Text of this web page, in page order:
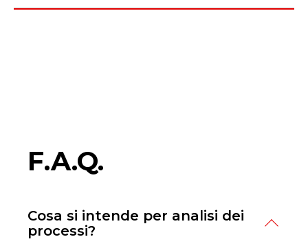
F.A.Q.
Cosa si intende per analisi dei
processi?